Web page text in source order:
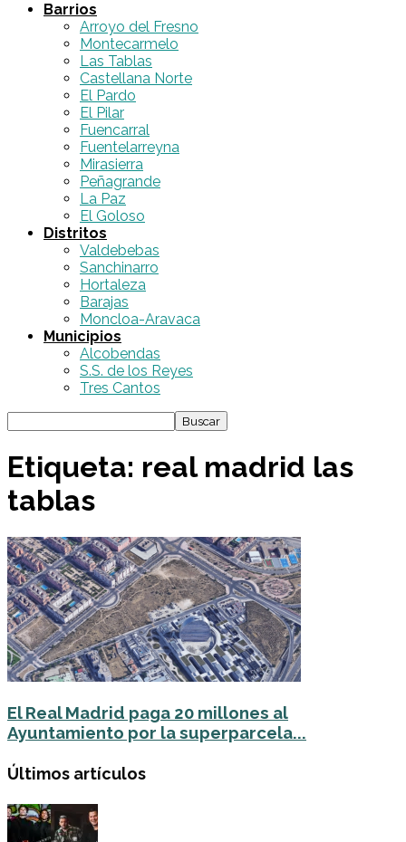
Barrios
Arroyo del Fresno
Montecarmelo
Las Tablas
Castellana Norte
El Pardo
El Pilar
Fuencarral
Fuentelarreyna
Mirasierra
Peñagrande
La Paz
El Goloso
Distritos
Valdebebas
Sanchinarro
Hortaleza
Barajas
Moncloa-Aravaca
Municipios
Alcobendas
S.S. de los Reyes
Tres Cantos
Etiqueta: real madrid las
tablas
El Real Madrid paga 20 millones al
Ayuntamiento por la superparcela...
Últimos artículos